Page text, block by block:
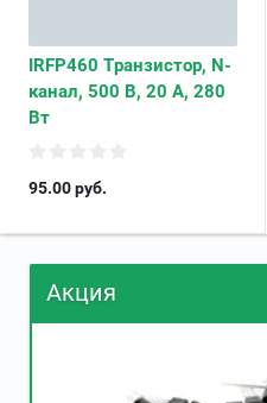
IRFP460 Транзистор, N-
канал, 500 В, 20 А, 280
Вт
95.00руб.
Акция